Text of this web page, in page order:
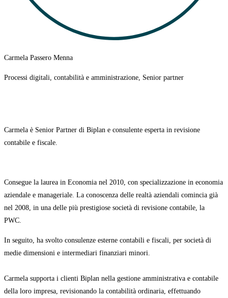
Carmela Passero Menna
Processi digitali, contabilità e amministrazione, Senior partner
Carmela è Senior Partner di Biplan e consulente esperta in revisione
contabile e fiscale.
Consegue la laurea in Economia nel 2010, con specializzazione in economia
aziendale e manageriale. La conoscenza delle realtà aziendali comincia già
nel 2008, in una delle più prestigiose società di revisione contabile, la
PWC.
In seguito, ha svolto consulenze esterne contabili e fiscali, per società di
medie dimensioni e intermediari finanziari minori.
Carmela supporta i clienti Biplan nella gestione amministrativa e contabile
della loro impresa, revisionando la contabilità ordinaria, effettuando